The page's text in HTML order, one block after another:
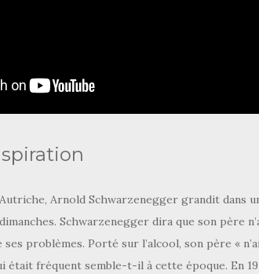
Arnold Schwarzenegger grandit dans
Schwarzenegger dira que son père
problèmes. Porté sur l’alcool, son père «
était fréquent semble-t-il à cette époque. En